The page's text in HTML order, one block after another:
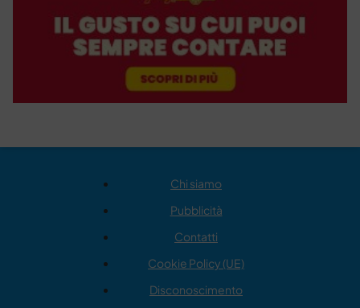
Chi siamo
Pubblicità
Contatti
Cookie Policy (UE)
Disconoscimento